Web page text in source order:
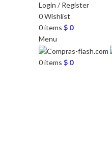
Login / Register
0Wishlist
0items $ 0
Menu
0items $ 0